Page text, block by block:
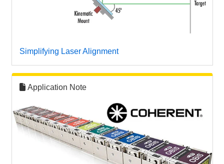
Simplifying Laser Alignment
Application Note